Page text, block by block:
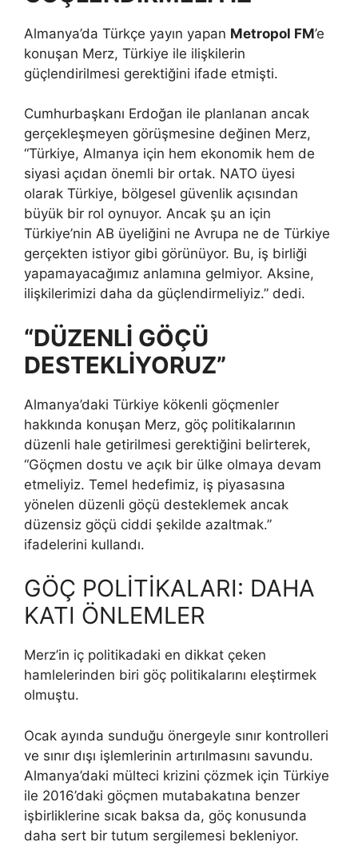
Almanya’da Türkçe yayın yapan Metropol FM’e
konuşan Merz, Türkiye ile ilişkilerin
güçlendirilmesi gerektiğini ifade etmişti.
Cumhurbaşkanı Erdoğan ile planlanan ancak
gerçekleşmeyen görüşmesine değinen Merz,
“Türkiye, Almanya için hem ekonomik hem de
siyasi açıdan önemli bir ortak. NATO üyesi
olarak Türkiye, bölgesel güvenlik açısından
büyük bir rol oynuyor. Ancak şu an için
Türkiye’nin AB üyeliğini ne Avrupa ne de Türkiye
gerçekten istiyor gibi görünüyor. Bu, iş birliği
yapamayacağımız anlamına gelmiyor. Aksine,
ilişkilerimizi daha da güçlendirmeliyiz.” dedi.
“DÜZENLİ GÖÇÜ
DESTEKLİYORUZ”
Almanya’daki Türkiye kökenli göçmenler
hakkında konuşan Merz, göç politikalarının
düzenli hale getirilmesi gerektiğini belirterek,
“Göçmen dostu ve açık bir ülke olmaya devam
etmeliyiz. Temel hedefimiz, iş piyasasına
yönelen düzenli göçü desteklemek ancak
düzensiz göçü ciddi şekilde azaltmak.”
ifadelerini kullandı.
GÖÇ POLİTİKALARI: DAHA
KATI ÖNLEMLER
Merz’in iç politikadaki en dikkat çeken
hamlelerinden biri göç politikalarını eleştirmek
olmuştu.
Ocak ayında sunduğu önergeyle sınır kontrolleri
ve sınır dışı işlemlerinin artırılmasını savundu.
Almanya’daki mülteci krizini çözmek için Türkiye
ile 2016’daki göçmen mutabakatına benzer
işbirliklerine sıcak baksa da, göç konusunda
daha sert bir tutum sergilemesi bekleniyor.